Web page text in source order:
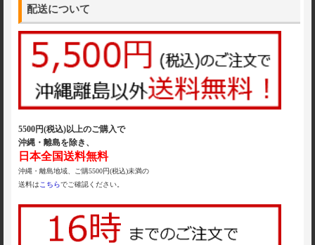
配送について
5500円(税込)以上のご購入で
沖縄・離島を除き、
日本全国送料無料
沖縄・離島地域、ご購5500円(税込)未満の
送料は こちらでご確認ください。